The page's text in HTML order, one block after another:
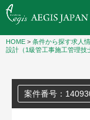
HOME > 条件から探す求人
設計（1級管工事施工管理技
案件番号：